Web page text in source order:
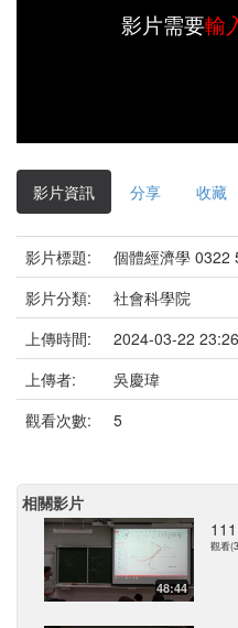
影片需要輸
影片資訊 分享 收藏
影片標題:
個體經濟學 0322
影片分類:
社會科學院
上傳時間:
2024-03-22
上傳者:
吳慶瑋
觀看次數:
5
相關影片
48:44
觀看